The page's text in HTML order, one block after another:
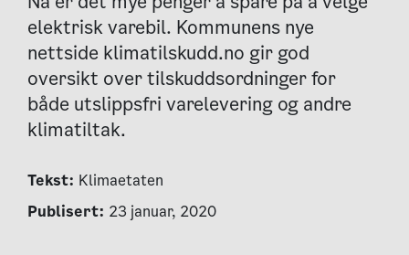
elektrisk varebil. Kommunens nye
nettside klimatilskudd.no gir god
oversikt over tilskuddsordninger for
både utslippsfri varelevering og andre
klimatiltak.
Tekst: Klimaetaten
Publisert: 23 januar, 2020